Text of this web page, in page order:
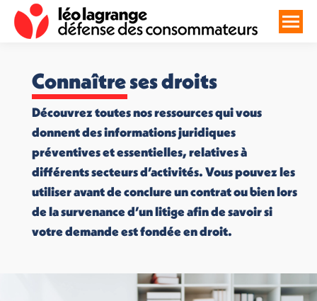
Connaître ses droits
Découvrez toutes nos ressources qui vous
donnent des informations juridiques
préventives et essentielles, relatives à
différents secteurs d’activités. Vous pouvez les
utiliser avant de conclure un contrat ou bien lors
de la survenance d’un litige afin de savoir si
votre demande est fondée en droit.